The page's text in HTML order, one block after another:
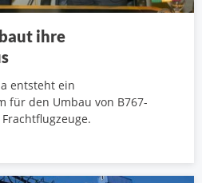
ihre
entsteht ein
für den Umbau von B767-